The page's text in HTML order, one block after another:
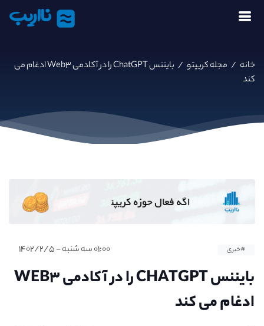
نااریب
خانه / مجله کریپتو /
بایننس ChatGPT را در آکادمی Web۳ ادغام می
کند
#خبری ۰۱:۰۰ سه شنبه - ۱۴۰۲/۲/۵
بایننس CHATGPT را در آکادمی WEB۳
ادغام می کند